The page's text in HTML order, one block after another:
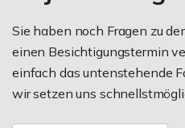
Sie haben noch Fragen zu
einen Besichtigungstermin
einfach das untenstehende
wir setzen uns